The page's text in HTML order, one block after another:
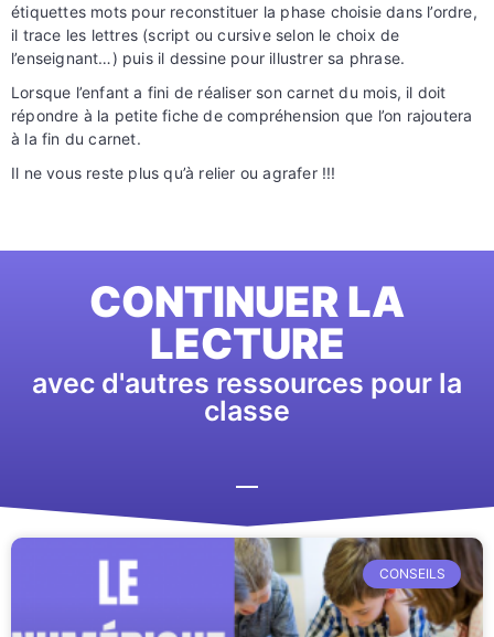
étiquettes mots pour reconstituer la phase choisie dans l’ordre,
il trace les lettres (script ou cursive selon le choix de
l’enseignant…) puis il dessine pour illustrer sa phrase.
Lorsque l’enfant a fini de réaliser son carnet du mois, il doit
répondre à la petite fiche de compréhension que l’on rajoutera
à la fin du carnet.
Il ne vous reste plus qu’à relier ou agrafer !!!
CONTINUER LA
LECTURE
avec d'autres ressources pour la
classe
CONSEILS